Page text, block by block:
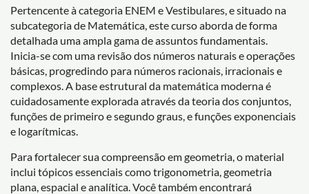
Pertencente à categoria ENEM e Vestibulares, e situado na
subcategoria de Matemática, este curso aborda de forma
detalhada uma ampla gama de assuntos fundamentais.
Inicia-se com uma revisão dos números naturais e operações
básicas, progredindo para números racionais, irracionais e
complexos. A base estrutural da matemática moderna é
cuidadosamente explorada através da teoria dos conjuntos,
funções de primeiro e segundo graus, e funções exponenciais
e logarítmicas.
Para fortalecer sua compreensão em geometria, o material
inclui tópicos essenciais como trigonometria, geometria
plana, espacial e analítica. Você também encontrará